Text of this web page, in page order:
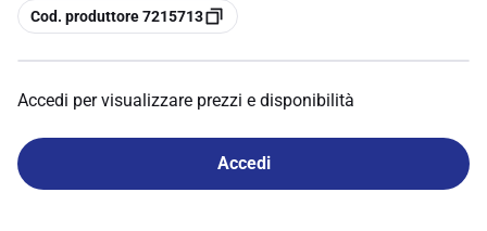
copia
Cod. produttore 7215713
Accedi per visualizzare prezzi e disponibilità
Accedi